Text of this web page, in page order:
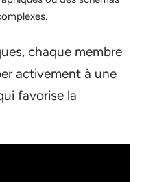
chaque membre
activement à une
favorise la